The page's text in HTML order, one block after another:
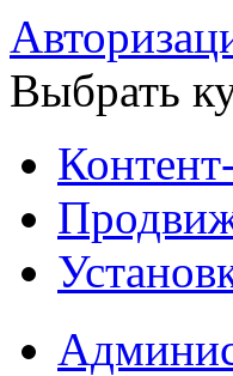
Выбрать